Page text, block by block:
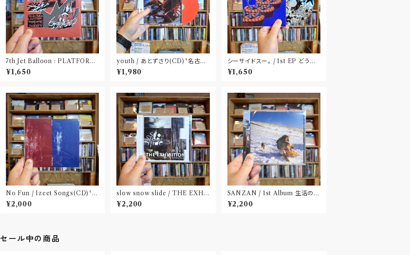
7th Jet Balloon : PLATFORM
SPLIT EP(CD)〝長野〟×〝大阪〟
¥1,650
youth / あとずさり(CD)〝名古
屋〟
¥1,980
シーサイドスー。 / 1st EP どうか
健やかに！(CD)〝静岡県三島市〟
¥1,650
No Fun / Izeet Songs(CD)〝京
都〟
¥2,000
slow snow slide / THE EXHI
BITION(CD)〝山形県酒田市〟
¥2,200
SANZAN / 1st Album 生活の名
残(CD)〝静岡県三島市〟
¥2,200
セール中の商品